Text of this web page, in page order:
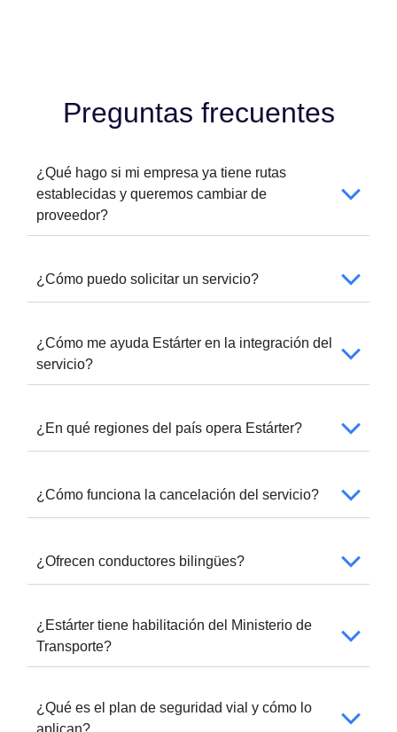
Preguntas frecuentes
¿Qué hago si mi empresa ya tiene rutas
establecidas y queremos cambiar de
proveedor?
¿Cómo puedo solicitar un servicio?
¿Cómo me ayuda Estárter en la integración del
servicio?
¿En qué regiones del país opera Estárter?
¿Cómo funciona la cancelación del servicio?
¿Ofrecen conductores bilingües?
¿Estárter tiene habilitación del Ministerio de
Transporte?
¿Qué es el plan de seguridad vial y cómo lo
aplican?